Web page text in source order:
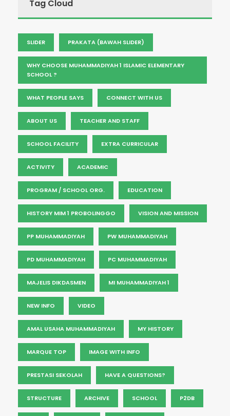
Tag Cloud
SLIDER PRAKATA (BAWAH SLIDER)
WHY CHOOSE MUHAMMADIYAH 1 ISLAMIC ELEMENTARY
SCHOOL ?
WHAT PEOPLE SAYS CONNECT WITH US
ABOUT US TEACHER AND STAFF
SCHOOL FACILITY EXTRA CURRICULAR
ACTIVITY ACADEMIC
PROGRAM / SCHOOL ORG. EDUCATION
HISTORY MIM 1 PROBOLINGGO VISION AND MISSION
PP MUHAMMADIYAH PW MUHAMMADIYAH
PD MUHAMMADIYAH PC MUHAMMADIYAH
MAJELIS DIKDASMEN MI MUHAMMADIYAH 1
NEW INFO VIDEO
AMAL USAHA MUHAMMADIYAH MY HISTORY
MARQUE TOP IMAGE WITH INFO
PRESTASI SEKOLAH HAVE A QUESTIONS?
STRUCTURE ARCHIVE SCHOOL P2DB